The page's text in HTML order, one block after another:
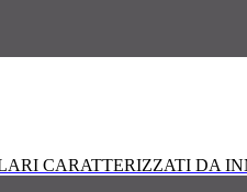
CARATTERIZZATI DA